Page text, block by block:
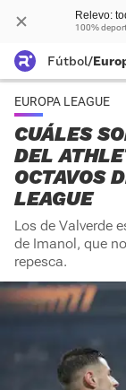
Relevo:
100%
Fútbol/
EUROPA LEAGUE
CUÁLES
DEL
OCTAVOS
LEAGUE
Los de Valverde
de Imanol, que
repesca.